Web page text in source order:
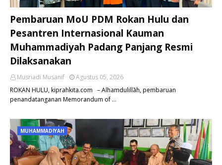
Pembaruan MoU PDM Rokan Hulu dan
Pesantren Internasional Kauman
Muhammadiyah Padang Panjang Resmi
Dilaksanakan
Musriadi Musanif
Agustus 05, 2026
ROKAN HULU, kiprahkita.com – Alhamdulillāh, pembaruan
penandatanganan Memorandum of …
MUHAMMADIYAH